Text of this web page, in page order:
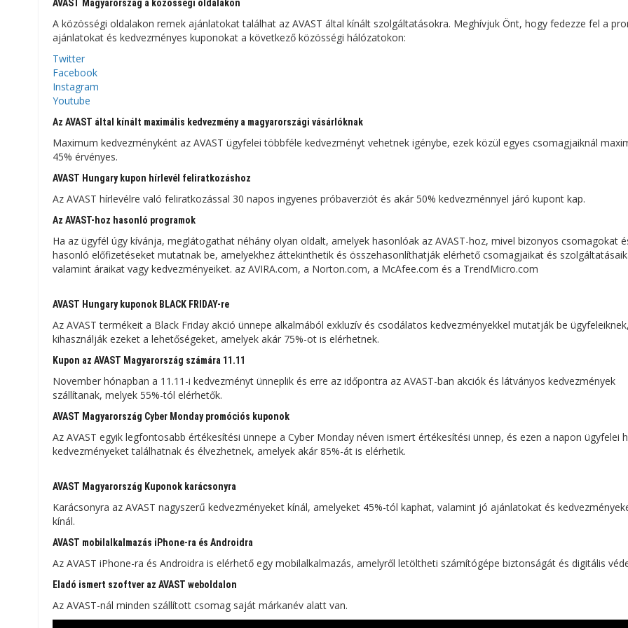
AVAST Magyarország a közösségi oldalakon
A közösségi oldalakon remek ajánlatokat találhat az AVAST által kínált szolgáltatásokra. Meghívjuk Önt, hogy fedezze fel a
ajánlatokat és kedvezményes kuponokat a következő közösségi hálózatokon:
Twitter
Facebook
Instagram
Youtube
Az AVAST által kínált maximális kedvezmény a magyarországi vásárlóknak
Maximum kedvezményként az AVAST ügyfelei többféle kedvezményt vehetnek igénybe, ezek közül egyes csomagjaiknál
45% érvényes.
AVAST Hungary kupon hírlevél feliratkozáshoz
Az AVAST hírlevélre való feliratkozással 30 napos ingyenes próbaverziót és akár 50% kedvezménnyel járó kupont kap.
Az AVAST-hoz hasonló programok
Ha az ügyfél úgy kívánja, meglátogathat néhány olyan oldalt, amelyek hasonlóak az AVAST-hoz, mivel bizonyos csomagokat
hasonló előfizetéseket mutatnak be, amelyekhez áttekinthetik és összehasonlíthatják elérhető csomagjaikat és
valamint áraikat vagy kedvezményeiket. az AVIRA.com, a Norton.com, a McAfee.com és a TrendMicro.com
AVAST Hungary kuponok BLACK FRIDAY-re
Az AVAST termékeit a Black Friday akció ünnepe alkalmából exkluzív és csodálatos kedvezményekkel mutatják be
kihasználják ezeket a lehetőségeket, amelyek akár 75%-ot is elérhetnek.
Kupon az AVAST Magyarország számára 11.11
November hónapban a 11.11-i kedvezményt ünneplik és erre az időpontra az AVAST-ban akciók és látványos kedvezmények
szállítanak, melyek 55%-tól elérhetők.
AVAST Magyarország Cyber ​​​​Monday promóciós kuponok
Az AVAST egyik legfontosabb értékesítési ünnepe a Cyber ​​​​Monday néven ismert értékesítési ünnep, és ezen a napon ügyfelei
kedvezményeket találhatnak és élvezhetnek, amelyek akár 85%-át is elérhetik.
AVAST Magyarország Kuponok karácsonyra
Karácsonyra az AVAST nagyszerű kedvezményeket kínál, amelyeket 45%-tól kaphat, valamint jó ajánlatokat és
kínál.
AVAST mobilalkalmazás iPhone-ra és Androidra
Az AVAST iPhone-ra és Androidra is elérhető egy mobilalkalmazás, amelyről letöltheti számítógépe biztonságát és digitális
Eladó ismert szoftver az AVAST weboldalon
Az AVAST-nál minden szállított csomag saját márkanév alatt van.